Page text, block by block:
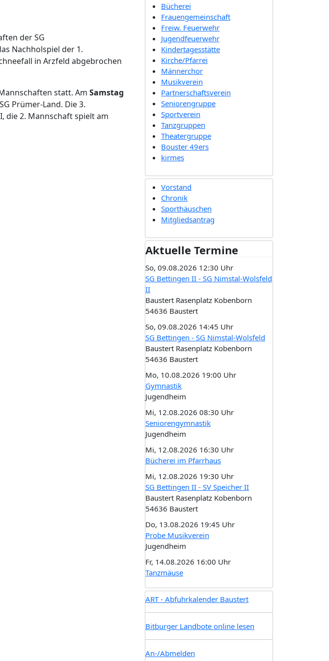
der SG
Nachholspiel der 1.
in Arzfeld abgebrochen
statt. Am Samstag
Prümer-Land. Die 3.
die 2. Mannschaft spielt am
Bücherei
Frauengemeinschaft
Freiw. Feuerwehr
Jugendfeuerwehr
Kindertagesstätte
Kirche/Pfarrei
Männerchor
Musikverein
Partnerschaftsverein
Seniorengruppe
Sportverein
Tanzgruppen
Theatergruppe
Bouster 49ers
kirmes
Vorstand
Chronik
Sporthäuschen
Mitgliedsantrag
Aktuelle Termine
So, 09.08.2026 12:30 Uhr
SG Bettingen II - SG Nimstal-Wolsfeld
II
Baustert Rasenplatz Kobenborn
54636 Baustert
So, 09.08.2026 14:45 Uhr
SG Bettingen - SG Nimstal-Wolsfeld
Baustert Rasenplatz Kobenborn
54636 Baustert
Mo, 10.08.2026 19:00 Uhr
Gymnastik
Jugendheim
Mi, 12.08.2026 08:30 Uhr
Seniorengymnastik
Jugendheim
Mi, 12.08.2026 16:30 Uhr
Bücherei im Pfarrhaus
Mi, 12.08.2026 19:30 Uhr
SG Bettingen II - SV Speicher II
Baustert Rasenplatz Kobenborn
54636 Baustert
Do, 13.08.2026 19:45 Uhr
Probe Musikverein
Jugendheim
Fr, 14.08.2026 16:00 Uhr
Tanzmäuse
ART - Abfuhrkalender Baustert
Bitburger Landbote online lesen
An-/Abmelden